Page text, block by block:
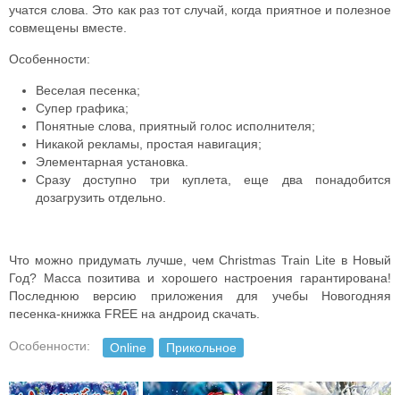
учатся слова. Это как раз тот случай, когда приятное и полезное
совмещены вместе.
Особенности:
Веселая песенка;
Супер графика;
Понятные слова, приятный голос исполнителя;
Никакой рекламы, простая навигация;
Элементарная установка.
Сразу доступно три куплета, еще два понадобится
дозагрузить отдельно.
Что можно придумать лучше, чем Christmas Train Lite в Новый
Год? Масса позитива и хорошего настроения гарантирована!
Последнюю версию приложения для учебы Новогодняя
песенка-книжка FREE на андроид скачать.
Особенности: Online Прикольное